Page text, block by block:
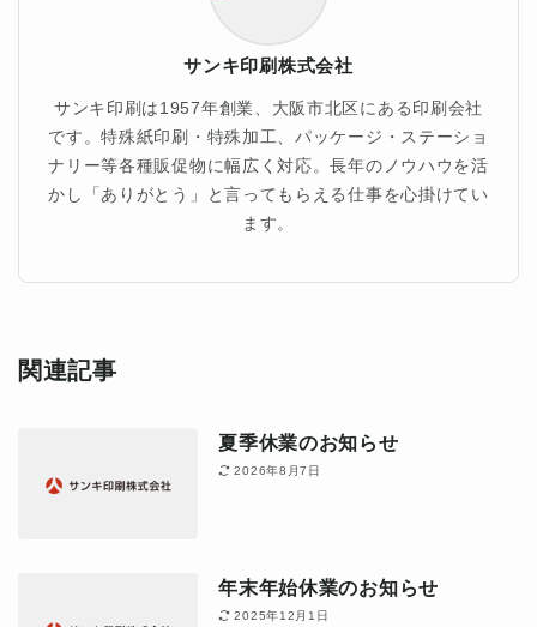
サンキ印刷株式会社
サンキ印刷は1957年創業、大阪市北区にある印刷会社
です。特殊紙印刷・特殊加工、パッケージ・ステーショ
ナリー等各種販促物に幅広く対応。長年のノウハウを活
かし「ありがとう」と言ってもらえる仕事を心掛けてい
ます。
関連記事
夏季休業のお知らせ
2026年8月7日
年末年始休業のお知らせ
2025年12月1日